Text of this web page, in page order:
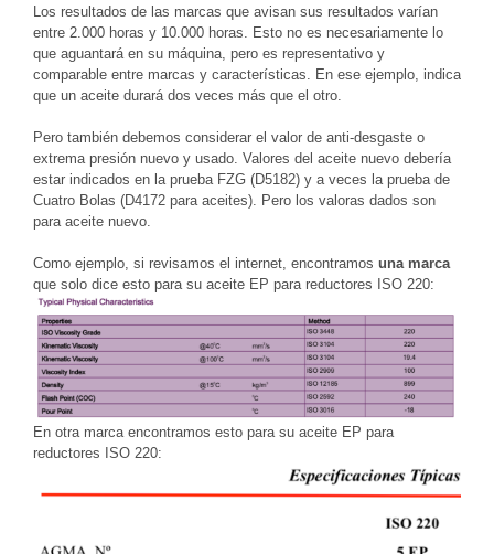
Los resultados de las marcas que avisan sus resultados varían
entre 2.000 horas y 10.000 horas. Esto no es necesariamente lo
que aguantará en su máquina, pero es representativo y
comparable entre marcas y características. En ese ejemplo, indica
que un aceite durará dos veces más que el otro.
Pero también debemos considerar el valor de anti-desgaste o
extrema presión nuevo y usado. Valores del aceite nuevo debería
estar indicados en la prueba FZG (D5182) y a veces la prueba de
Cuatro Bolas (D4172 para aceites). Pero los valoras dados son
para aceite nuevo.
Como ejemplo, si revisamos el internet, encontramos una marca
que solo dice esto para su aceite EP para reductores ISO 220:
En otra marca encontramos esto para su aceite EP para
reductores ISO 220: